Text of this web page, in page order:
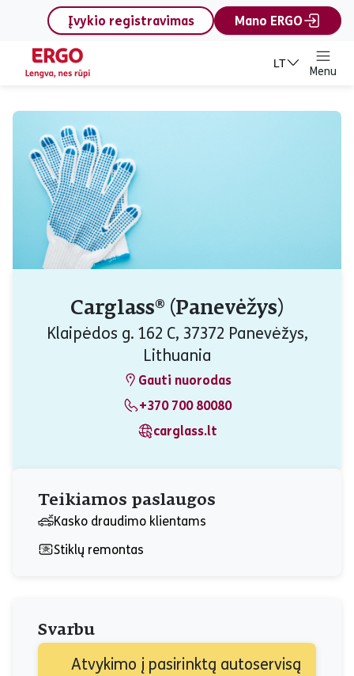
content
Įvykio registravimas
Mano ERGO
LT
Menu
Carglass® (Panevėžys)
Klaipėdos g. 162 C, 37372 Panevėžys,
Lithuania
Gauti nuorodas
+370 700 80080
carglass.lt
Teikiamos paslaugos
Kasko draudimo klientams
Stiklų remontas
Svarbu
Atvykimo į pasirinktą autoservisą